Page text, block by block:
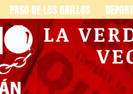
PASO DE LOS GRILLOS
LA